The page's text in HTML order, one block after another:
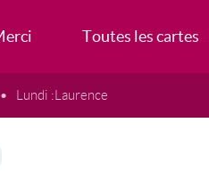
Toutes les cartes
Lundi :Laurence